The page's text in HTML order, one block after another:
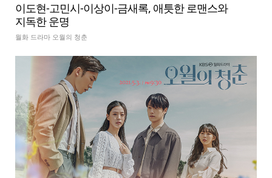
이도현-고민시-이상이-금새록, 애틋한 로맨스와
지독한 운명
월화 드라마 오월의 청춘